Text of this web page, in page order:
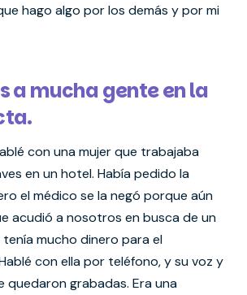
hago algo por los demás y por mi
a mucha gente en la
con una mujer que trabajaba
en un hotel. Había pedido la
el médico se la negó porque aún
acudió a nosotros en busca de un
mucho dinero para el
con ella por teléfono, y su voz y
quedaron grabadas. Era una